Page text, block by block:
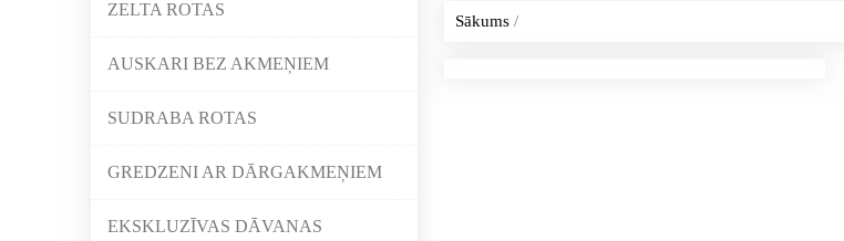
ZELTA ROTAS
AUSKARI BEZ AKMEŅIEM
SUDRABA ROTAS
GREDZENI AR DĀRGAKMEŅIEM
EKSKLUZĪVAS DĀVANAS
Sākums/